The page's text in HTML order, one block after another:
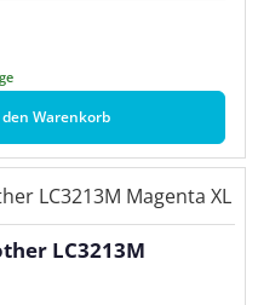
Warenkorb
LC3213M